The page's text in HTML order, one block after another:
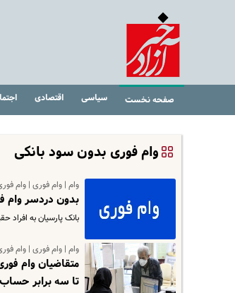
صفحه نخست سیاسی اقتصادی
وام فوری بدون سود بانکی
وام | وام فوری | وام
بدون دردسر وام
بانک پارسیان به افراد
وام | وام فوری | وام
تا سه برابر حساب